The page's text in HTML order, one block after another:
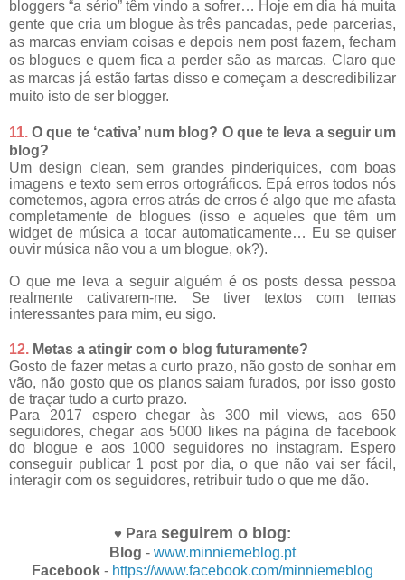
bloggers “a sério” têm vindo a sofrer… Hoje em dia há muita
gente que cria um blogue às três pancadas, pede parcerias,
as marcas enviam coisas e depois nem post fazem, fecham
os blogues e quem fica a perder são as marcas. Claro que
as marcas já estão fartas disso e começam a descredibilizar
muito isto de ser blogger.
11.O que te ‘cativa’ num blog? O que te leva a seguir um
blog?
Um design clean, sem grandes pinderiquices, com boas
imagens e texto sem erros ortográficos. Epá erros todos nós
cometemos, agora erros atrás de erros é algo que me afasta
completamente de blogues (isso e aqueles que têm um
widget de música a tocar automaticamente… Eu se quiser
ouvir música não vou a um blogue, ok?).
O que me leva a seguir alguém é os posts dessa pessoa
realmente cativarem-me. Se tiver textos com temas
interessantes para mim, eu sigo.
12. Metas a atingir com o blog futuramente?
Gosto de fazer metas a curto prazo, não gosto de sonhar em
vão, não gosto que os planos saiam furados, por isso gosto
de traçar tudo a curto prazo.
Para 2017 espero chegar às 300 mil views, aos 650
seguidores, chegar aos 5000 likes na página de facebook
do blogue e aos 1000 seguidores no instagram. Espero
conseguir publicar 1 post por dia, o que não vai ser fácil,
interagir com os seguidores, retribuir tudo o que me dão.
♥ Para seguirem o blog:
Blog - www.minniemeblog.pt
Facebook - https://www.facebook.com/minniemeblog